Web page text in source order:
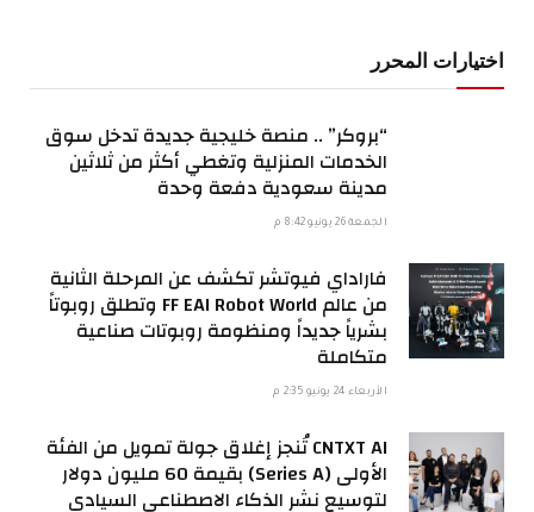
اختيارات المحرر
“بروكر” .. منصة خليجية جديدة تدخل سوق
الخدمات المنزلية وتغطي أكثر من ثلاثين
مدينة سعودية دفعة وحدة
الجمعة 26 يونيو 8:42 م
فاراداي فيوتشر تكشف عن المرحلة الثانية
من عالم FF EAI Robot World وتطلق روبوتاً
بشرياً جديداً ومنظومة روبوتات صناعية
متكاملة
الأربعاء 24 يونيو 2:35 م
CNTXT AI تُنجز إغلاق جولة تمويل من الفئة
الأولى (Series A) بقيمة 60 مليون دولار
لتوسيع نشر الذكاء الاصطناعي السيادي